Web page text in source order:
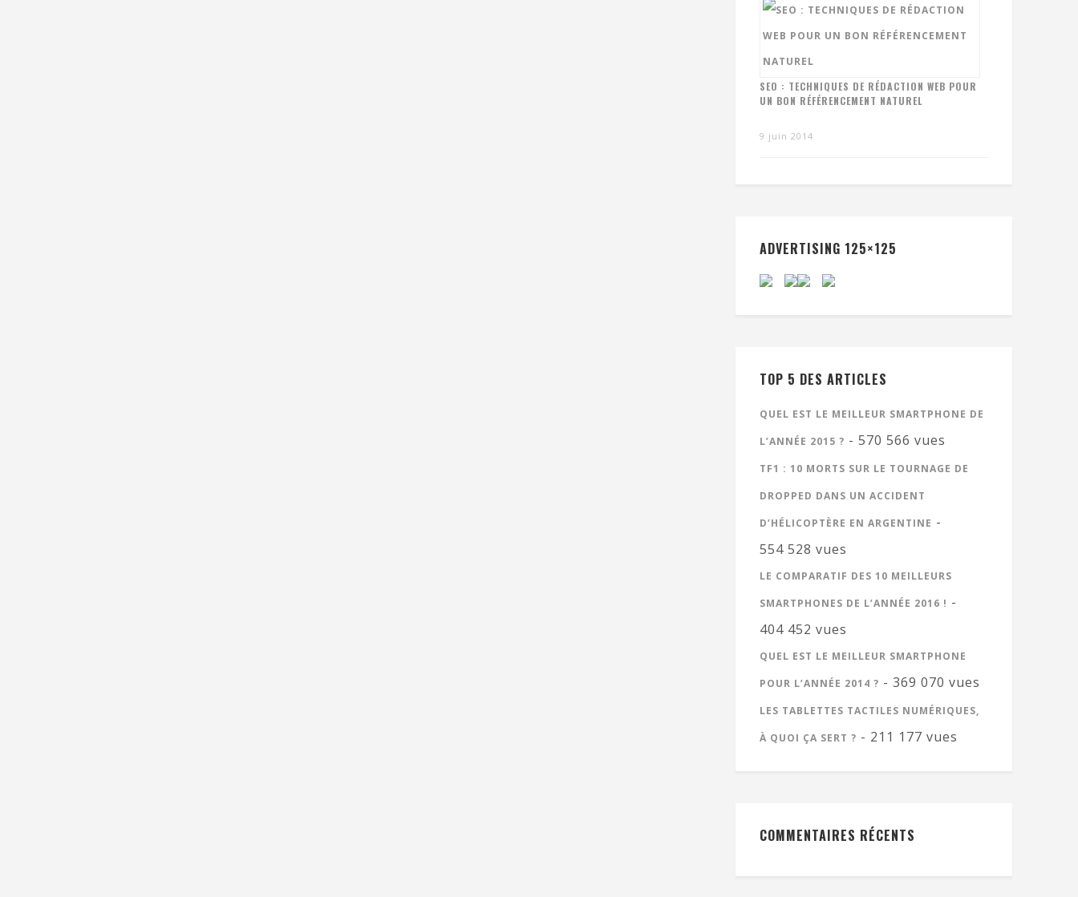
SEO : TECHNIQUES DE RÉDACTION WEB POUR
UN BON RÉFÉRENCEMENT NATUREL
9 juin 2014
ADVERTISING 125×125
TOP 5 DES ARTICLES
QUEL EST LE MEILLEUR SMARTPHONE DE
L’ANNÉE 2015 ? - 570 566 vues
TF1 : 10 MORTS SUR LE TOURNAGE DE
DROPPED DANS UN ACCIDENT
D’HÉLICOPTÈRE EN ARGENTINE -
554 528 vues
LE COMPARATIF DES 10 MEILLEURS
SMARTPHONES DE L’ANNÉE 2016 ! -
404 452 vues
QUEL EST LE MEILLEUR SMARTPHONE
POUR L’ANNÉE 2014 ? - 369 070 vues
LES TABLETTES TACTILES NUMÉRIQUES,
À QUOI ÇA SERT ? - 211 177 vues
COMMENTAIRES RÉCENTS